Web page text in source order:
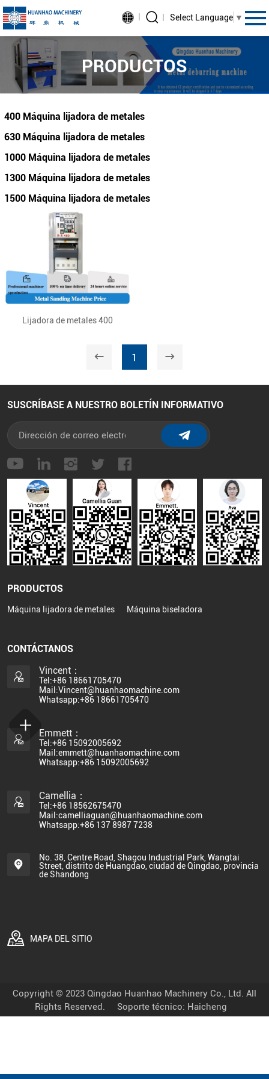
Select Language ▼
PRODUCTOS
400 Máquina lijadora de metales
630 Máquina lijadora de metales
1000 Máquina lijadora de metales
1300 Máquina lijadora de metales
1500 Máquina lijadora de metales
Lijadora de metales 400
1
SUSCRÍBASE A NUESTRO BOLETÍN INFORMATIVO
PRODUCTOS
Máquina lijadora de metales Máquina biseladora
CONTÁCTANOS
Vincent：
Tel:+86 18661705470
Mail:Vincent@huanhaomachine.com
Whatsapp:+86 18661705470
Emmett：
Tel:+86 15092005692
Mail:emmett@huanhaomachine.com
Whatsapp:+86 15092005692
Camellia：
Tel:+86 18562675470
Mail:camelliaguan@huanhaomachine.com
Whatsapp:+86 137 8987 7238
No. 38, Centre Road, Shagou Industrial Park, Wangtai
Street, distrito de Huangdao, ciudad de Qingdao, provincia
de Shandong
MAPA DEL SITIO
Copyright © 2023 Qingdao Huanhao Machinery Co., Ltd. All
Rights Reserved.
Soporte técnico: Haicheng